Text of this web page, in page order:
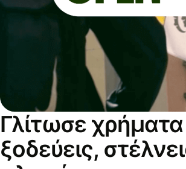
Γλίτωσε
ξοδεύεις,